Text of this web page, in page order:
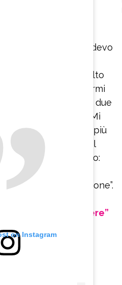
o inizio ad
perché ho un
inspiro
stavo male e prendevo
mi arrivavano gli
veramente molto
non riuscivo ad alzarmi
stanza. Sono stata due
le tende chiuse. Mi
provavo ma andavo più
imparare a farlo nel
il mio consiglio:
volete uscire dagli
alla depressione”.
per sopravvivere”
on Instagram